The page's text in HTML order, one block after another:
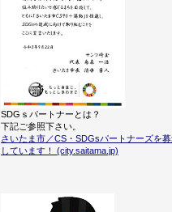
SDGｓパートナーとは？
下記ご参照下さい。
さいたま市／CS・SDGsパートナーズを
しています！ (city.saitama.jp)